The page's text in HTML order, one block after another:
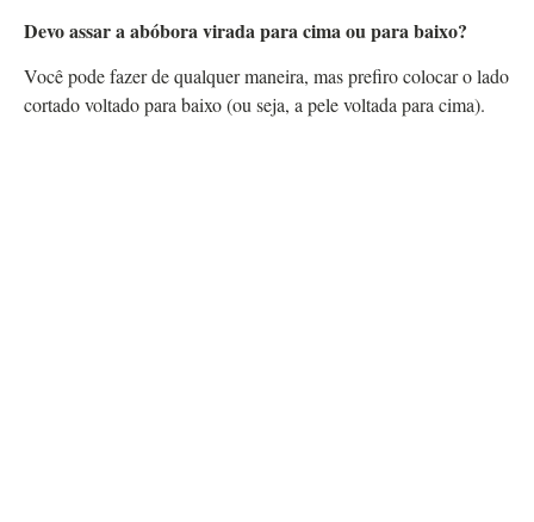
Devo assar a abóbora virada para cima ou para baixo?
Você pode fazer de qualquer maneira, mas prefiro colocar o lado
cortado voltado para baixo (ou seja, a pele voltada para cima).